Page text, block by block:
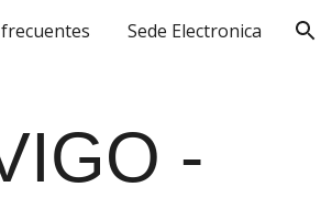
Sede Electronica
-